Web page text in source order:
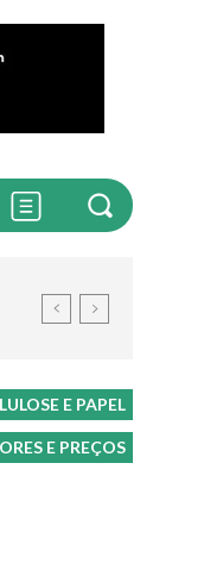
E PAPEL
E PREÇOS